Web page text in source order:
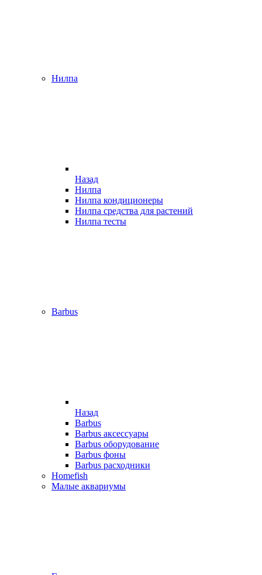
Нилпа
Назад
Нилпа
Нилпа кондиционеры
Нилпа средства для растений
Нилпа тесты
Barbus
Назад
Barbus
Barbus аксессуары
Barbus оборудование
Barbus фоны
Barbus расходники
Homefish
Малые аквариумы